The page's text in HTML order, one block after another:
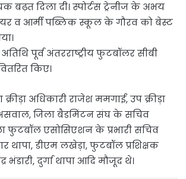
बढ़त दिला दी। स्पोर्टस ट्रेनीज के अभय
व आर्मी पब्लिक स्कूल के गौरव को बेस्ट
पूर्व अंतरराष्ट्रीय फुटबॉलर सीबी
किए।
अधिकारी राजेश ममगाईं, उप क्रीड़ा
जिला बैडमिंटन संघ के सचिव
फुटबॉल एसोसिएशन के प्रभारी सचिव
थापा, डीएम लखेड़ा, फुटबॉल प्रशिक्षक
भंडारी, दुर्गा थापा आदि मौजूद थे।